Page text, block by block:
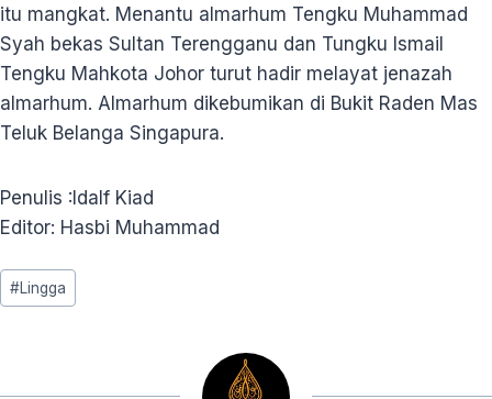
itu mangkat. Menantu almarhum Tengku Muhammad
Syah bekas Sultan Terengganu dan Tungku Ismail
Tengku Mahkota Johor turut hadir melayat jenazah
almarhum. Almarhum dikebumikan di Bukit Raden Mas
Teluk Belanga Singapura.
Penulis :Idalf Kiad
Editor: Hasbi Muhammad
Post
Tags:
#Lingga